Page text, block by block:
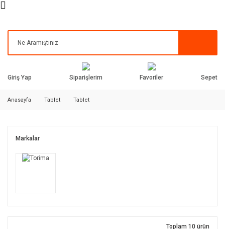
Giriş Yap Siparişlerim Favoriler Sepet
Anasayfa Tablet Tablet
Markalar
Toplam 10 ürün